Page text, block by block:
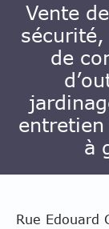
Vente
de
entretien
à
Rue Edouard